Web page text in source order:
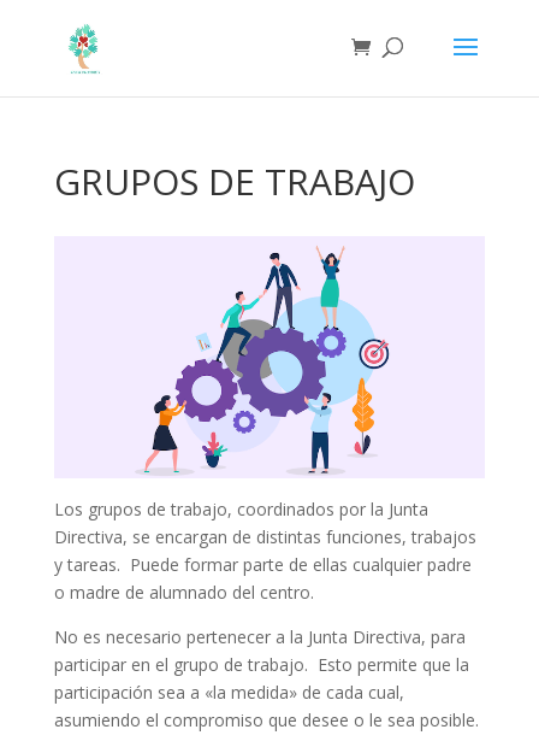
GRUPOS DE TRABAJO
Los grupos de trabajo, coordinados por la Junta
Directiva, se encargan de distintas funciones, trabajos
y tareas. Puede formar parte de ellas cualquier padre
o madre de alumnado del centro.
No es necesario pertenecer a la Junta Directiva, para
participar en el grupo de trabajo. Esto permite que la
participación sea a «la medida» de cada cual,
asumiendo el compromiso que desee o le sea posible.